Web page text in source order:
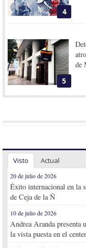
4
5
de
Visto Actual
20 de julio de 2026
Éxito internacional en la
de Ceja de la Ñ
10 de julio de 2026
Andrea Aranda presenta
la vista puesta en el